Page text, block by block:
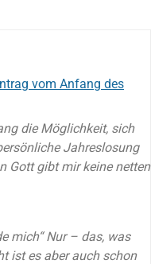
vom Anfang des
die Möglichkeit, sich
Jahreslosung
Gott gibt mir keine netten
mich“ Nur – das, was
ist es aber auch schon